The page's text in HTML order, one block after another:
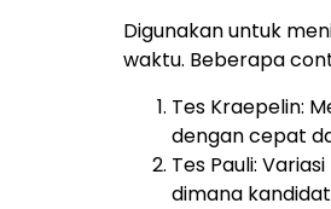
Digunakan untuk
waktu. Beberapa
Tes Kraepelin:
dengan cepat
Tes Pauli:
dimana